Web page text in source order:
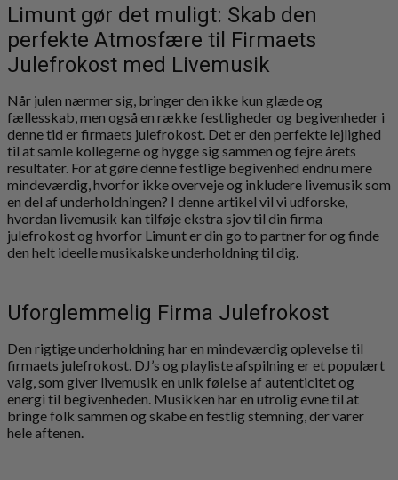
Limunt gør det muligt: Skab den
perfekte Atmosfære til Firmaets
Julefrokost med Livemusik
Når julen nærmer sig, bringer den ikke kun glæde og
fællesskab, men også en række festligheder og begivenheder i
denne tid er firmaets julefrokost. Det er den perfekte lejlighed
til at samle kollegerne og hygge sig sammen og fejre årets
resultater. For at gøre denne festlige begivenhed endnu mere
mindeværdig, hvorfor ikke overveje og inkludere livemusik som
en del af underholdningen? I denne artikel vil vi udforske,
hvordan livemusik kan tilføje ekstra sjov til din firma
julefrokost og hvorfor Limunt er din go to partner for og finde
den helt ideelle musikalske underholdning til dig.
Uforglemmelig Firma Julefrokost
Den rigtige underholdning har en mindeværdig oplevelse til
firmaets julefrokost. DJ’s og playliste afspilning er et populært
valg, som giver livemusik en unik følelse af autenticitet og
energi til begivenheden. Musikken har en utrolig evne til at
bringe folk sammen og skabe en festlig stemning, der varer
hele aftenen.